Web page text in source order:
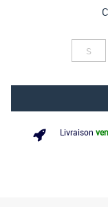
S
Livraison